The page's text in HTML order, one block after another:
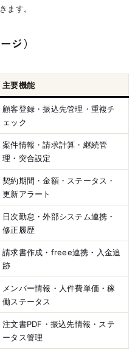
ます。
ジ）
主要機能
顧客登録・振込先管理・重複チ
ェック
案件情報・請求計算・継続管
理・突合設定
契約期間・金額・ステータス・
更新アラート
日次勤怠・外部システム連携・
修正履歴
請求書作成・freee連携・入金追
跡
メンバー情報・人件費単価・稼
働ステータス
注文書PDF・振込先情報・ステ
ータス管理